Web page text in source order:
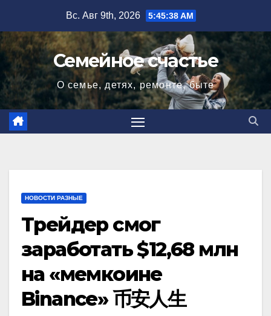
содержимому
Вс. Авг 9th, 2026 5:45:39 AM
Семейное счастье
О семье, детях, ремонте, быте
НОВОСТИ РАЗНЫЕ
Трейдер смог
заработать $12,68 млн
на «мемкоине
Binance» 币安人生